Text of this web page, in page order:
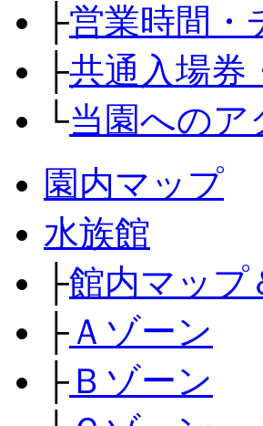
├営業時間・
├共通入場券
└当園へのア
園内マップ
水族館
├館内マップ
├ Ａゾーン
├ Ｂゾーン